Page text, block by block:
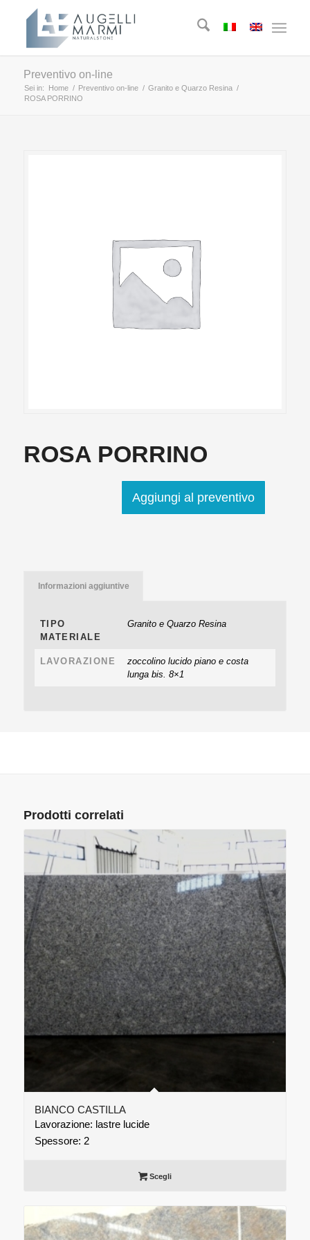
Preventivo on-line
Sei in: Home / Preventivo on-line / Granito e Quarzo Resina /
ROSA PORRINO
ROSA PORRINO
Aggiungi al preventivo
Informazioni aggiuntive
TIPO
MATERIALE
Granito e Quarzo Resina
LAVORAZIONE
zoccolino lucido piano e costa
lunga bis. 8×1
Prodotti correlati
BIANCO CASTILLA
Lavorazione: lastre lucide
Spessore: 2
Scegli